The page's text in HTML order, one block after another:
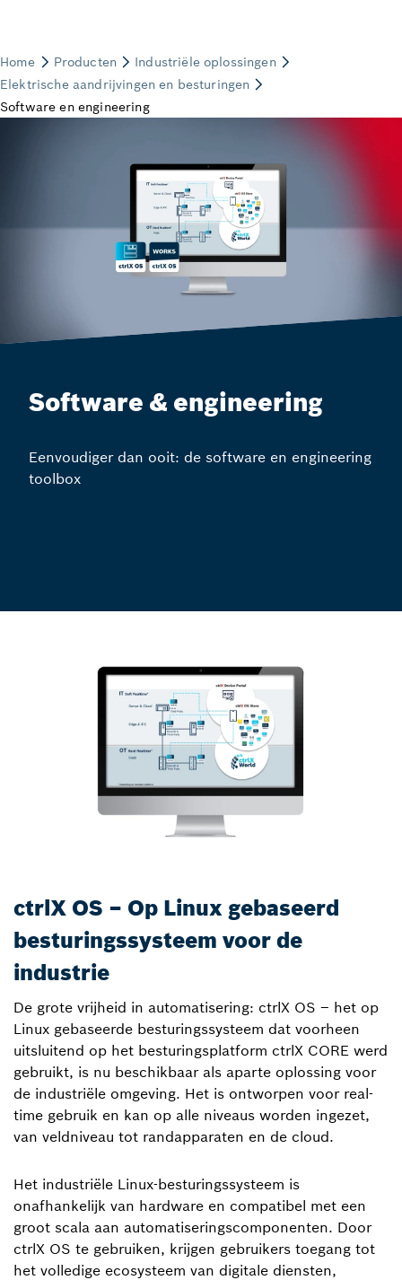
Software & engineering
Eenvoudiger dan ooit: de software en engineering
toolbox
ctrlX OS – Op Linux gebaseerd
besturingssysteem voor de
industrie
De grote vrijheid in automatisering: ctrlX OS – het op
Linux gebaseerde besturingssysteem dat voorheen
uitsluitend op het besturingsplatform ctrlX CORE werd
gebruikt, is nu beschikbaar als aparte oplossing voor
de industriële omgeving. Het is ontworpen voor real-
time gebruik en kan op alle niveaus worden ingezet,
van veldniveau tot randapparaten en de cloud.
Het industriële Linux-besturingssysteem is
onafhankelijk van hardware en compatibel met een
groot scala aan automatiseringscomponenten. Door
ctrlX OS te gebruiken, krijgen gebruikers toegang tot
het volledige ecosysteem van digitale diensten,